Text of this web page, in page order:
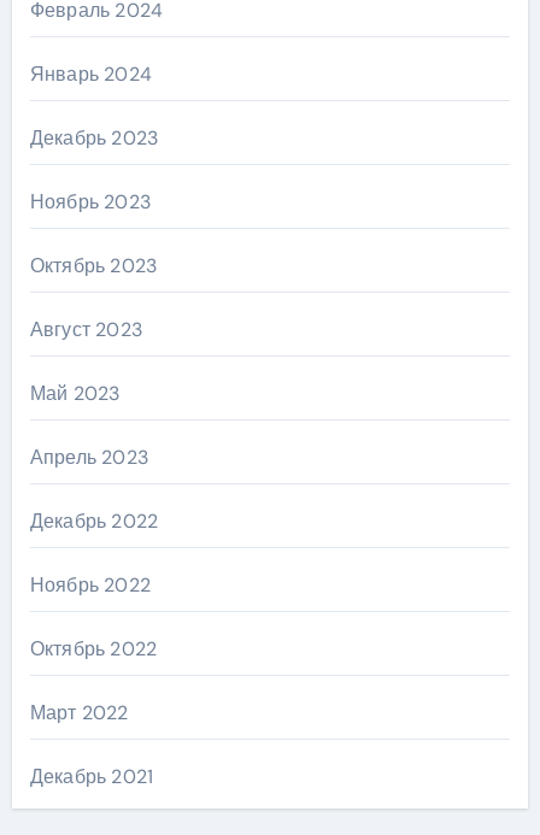
Февраль 2024
Январь 2024
Декабрь 2023
Ноябрь 2023
Октябрь 2023
Август 2023
Май 2023
Апрель 2023
Декабрь 2022
Ноябрь 2022
Октябрь 2022
Март 2022
Декабрь 2021